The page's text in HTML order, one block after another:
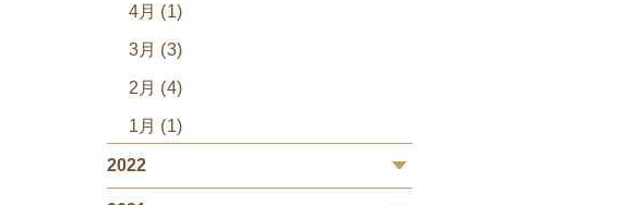
4月 (1)
3月 (3)
2月 (4)
1月 (1)
2022